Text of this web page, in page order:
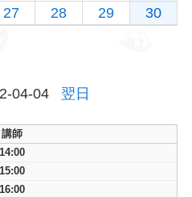
27 28 29 30
04-04 翌日
講師
14:00
15:00
16:00